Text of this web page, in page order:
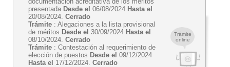
Trámite
online
presentada Desde el 06/08/2024 Hasta el
20/08/2024. Cerrado
Trámite : Alegaciones a la lista provisional
de méritos Desde el 30/09/2024 Hasta el
08/10/2024. Cerrado
Trámite : Contestación al requerimiento de
elección de puestos Desde el 09/12/2024
Hasta el 17/12/2024. Cerrado